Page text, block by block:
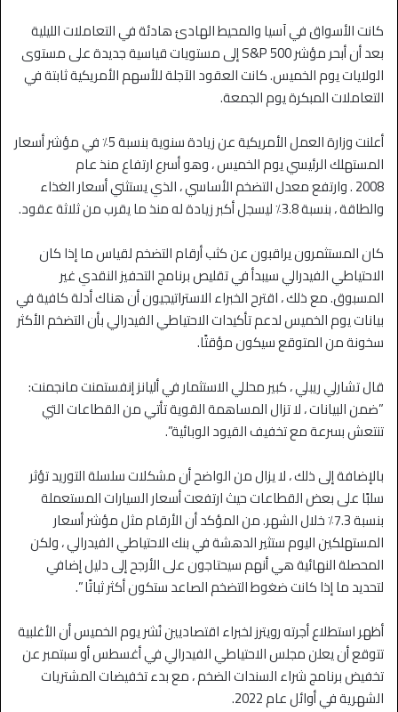
كانت الأسواق في آسيا والمحيط الهادئ هادئة في التعاملات الليلية
بعد أن أبحر مؤشر S&P 500 إلى مستويات قياسية جديدة على مستوى
الولايات يوم الخميس. كانت العقود الآجلة للأسهم الأمريكية ثابتة في
التعاملات المبكرة يوم الجمعة.
أعلنت وزارة العمل الأمريكية عن زيادة سنوية بنسبة 5٪ في مؤشر أسعار
المستهلك الرئيسي يوم الخميس ، وهو أسرع ارتفاع منذ عام
2008 . وارتفع معدل التضخم الأساسي ، الذي يستثني أسعار الغذاء
والطاقة ، بنسبة 3.8٪ ليسجل أكبر زيادة له منذ ما يقرب من ثلاثة عقود.
كان المستثمرون يراقبون عن كثب أرقام التضخم لقياس ما إذا كان
الاحتياطي الفيدرالي سيبدأ في تقليص برنامج التحفيز النقدي غير
المسبوق. مع ذلك ، اقترح الخبراء الاستراتيجيون أن هناك أدلة كافية في
بيانات يوم الخميس لدعم تأكيدات الاحتياطي الفيدرالي بأن التضخم الأكثر
سخونة من المتوقع سيكون مؤقتًا.
قال تشارلي ريبلي ، كبير محللي الاستثمار في أليانز إنفستمنت مانجمنت:
”ضمن البيانات ، لا تزال المساهمة القوية تأتي من القطاعات التي
تنتعش بسرعة مع تخفيف القيود الوبائية”.
بالإضافة إلى ذلك ، لا يزال من الواضح أن مشكلات سلسلة التوريد تؤثر
سلبًا على بعض القطاعات حيث ارتفعت أسعار السيارات المستعملة
بنسبة 7.3٪ خلال الشهر. من المؤكد أن الأرقام مثل مؤشر أسعار
المستهلكين اليوم ستثير الدهشة في بنك الاحتياطي الفيدرالي ، ولكن
المحصلة النهائية هي أنهم سيحتاجون على الأرجح إلى دليل إضافي
لتحديد ما إذا كانت ضغوط التضخم الصاعد ستكون أكثر ثباتًا ”.
أظهر استطلاع أجرته رويترز لخبراء اقتصاديين نُشر يوم الخميس أن الأغلبية
تتوقع أن يعلن مجلس الاحتياطي الفيدرالي في أغسطس أو سبتمبر عن
تخفيض برنامج شراء السندات الضخم ، مع بدء تخفيضات المشتريات
الشهرية في أوائل عام 2022.